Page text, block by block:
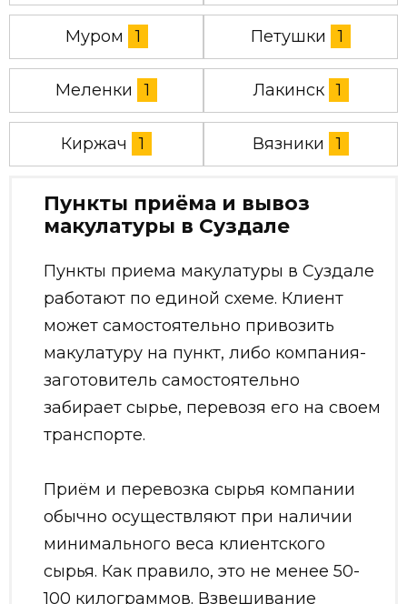
Муром 1 Петушки 1
Меленки 1 Лакинск 1
Киржач 1 Вязники 1
Пункты приёма и вывоз
макулатуры в Суздале
Пункты приема макулатуры в Суздале
работают по единой схеме. Клиент
может самостоятельно привозить
макулатуру на пункт, либо компания-
заготовитель самостоятельно
забирает сырье, перевозя его на своем
транспорте.
Приём и перевозка сырья компании
обычно осуществляют при наличии
минимального веса клиентского
сырья. Как правило, это не менее 50-
100 килограммов. Взвешивание